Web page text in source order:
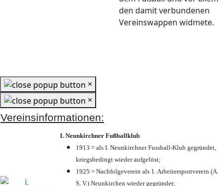
den damit verbundenen
Vereinswappen widmete.
×
×
Vereinsinformationen:
I. Neunkirchner Fußballklub
1913 = als I. Neunkirchner Fussball-Klub gegründet,
kriegsbedingt wieder aufgelöst;
1925 = Nachfolgeverein als 1. Arbeitersportverein (A.
S. V.) Neunkirchen wieder gegründet;